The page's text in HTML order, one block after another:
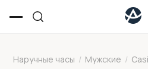
Наручные часы / Мужские /